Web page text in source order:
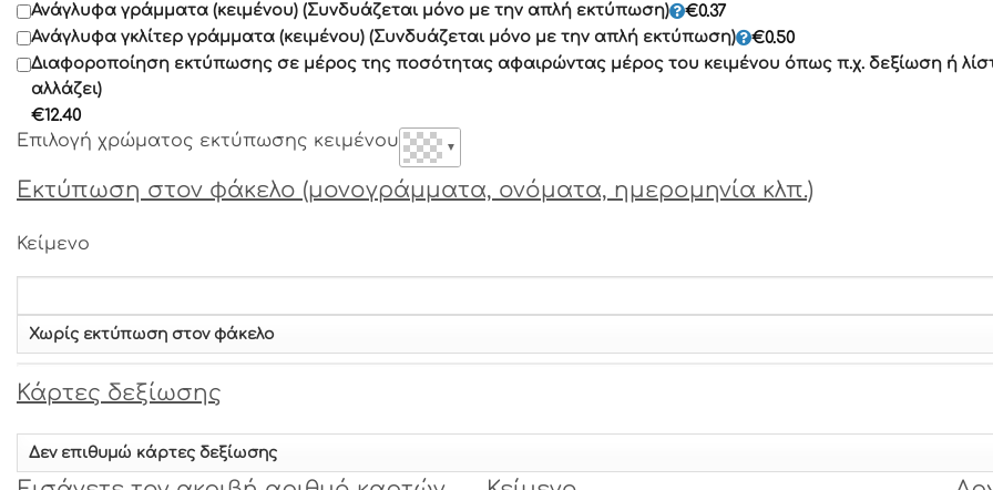
Γραμματοσειρά 7
Γραμματοσειρά 8
Γραμματοσειρά 10
Γραμματοσειρά 12
Ανάγλυφα γράμματα (κειμένου) (Συνδυάζεται μόνο με την απλή εκτύπωση) €0.37
Ανάγλυφα γκλίτερ γράμματα (κειμένου) (Συνδυάζεται μόνο με την απλή εκτύπωση)
€0.50
Διαφοροποίηση εκτύπωσης σε μέρος της ποσότητας αφαιρώντας μέρος του κειμένου όπως π.χ. δεξίωση ή
αλλάζει)
€12.40
Επιλογή χρώματος εκτύπωσης κειμένου ▼
Εκτύπωση στον φάκελο (μονογράμματα, ονόματα, ημερομηνία κλπ.)
Κείμενο
Κάρτες δεξίωσης